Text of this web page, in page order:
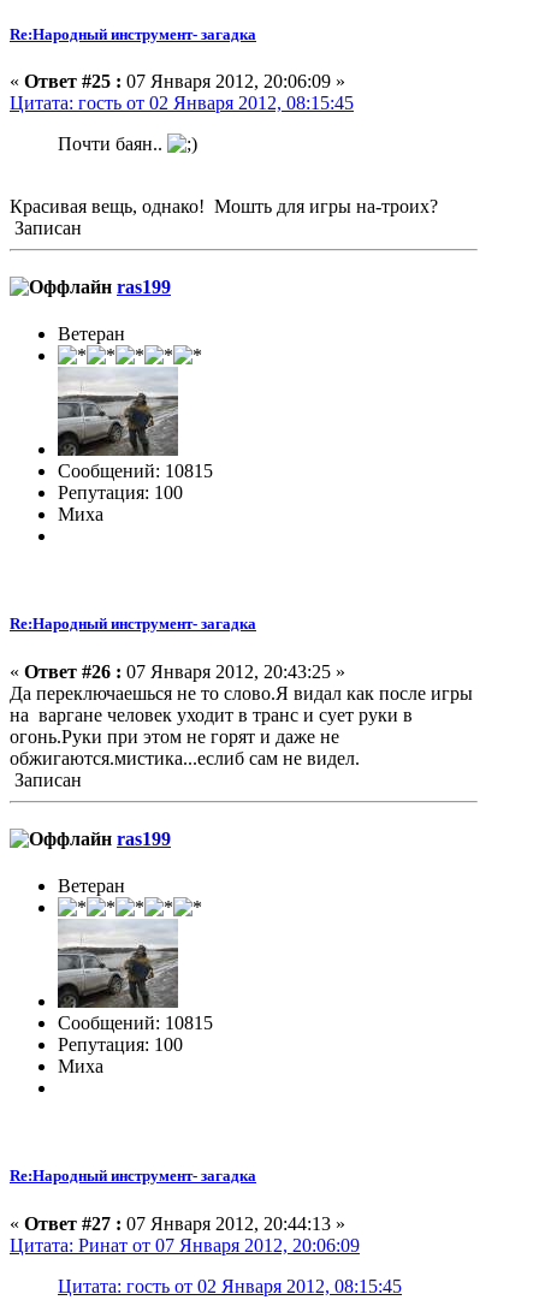
Re:Народный инструмент- загадка
« Ответ #25 : 07 Января 2012, 20:06:09 »
Цитата: гость от 02 Января 2012, 08:15:45
Почти баян..
Красивая вещь, однако! Мошть для игры на-троих?
Записан
ras199
Ветеран
Сообщений: 10815
Репутация: 100
Миха
Re:Народный инструмент- загадка
« Ответ #26 : 07 Января 2012, 20:43:25 »
Да переключаешься не то слово.Я видал как после игры
на варгане человек уходит в транс и сует руки в
огонь.Руки при этом не горят и даже не
обжигаются.мистика...еслиб сам не видел.
Записан
ras199
Ветеран
Сообщений: 10815
Репутация: 100
Миха
Re:Народный инструмент- загадка
« Ответ #27 : 07 Января 2012, 20:44:13 »
Цитата: Ринат от 07 Января 2012, 20:06:09
Цитата: гость от 02 Января 2012, 08:15:45